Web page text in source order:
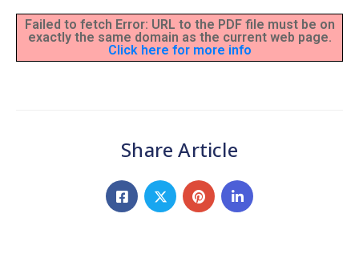
Failed to fetch Error: URL to the PDF file must be on
exactly the same domain as the current web page.
Click here for more info
Share Article